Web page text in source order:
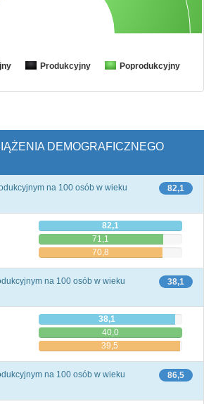
Produkcyjny Poprodukcyjny
DEMOGRAFICZNEGO
82,1
na 100 osób w wieku
82,1
71,1
70,8
38,1
na 100 osób w wieku
38,1
40,0
39,5
86,5
na 100 osób w wieku